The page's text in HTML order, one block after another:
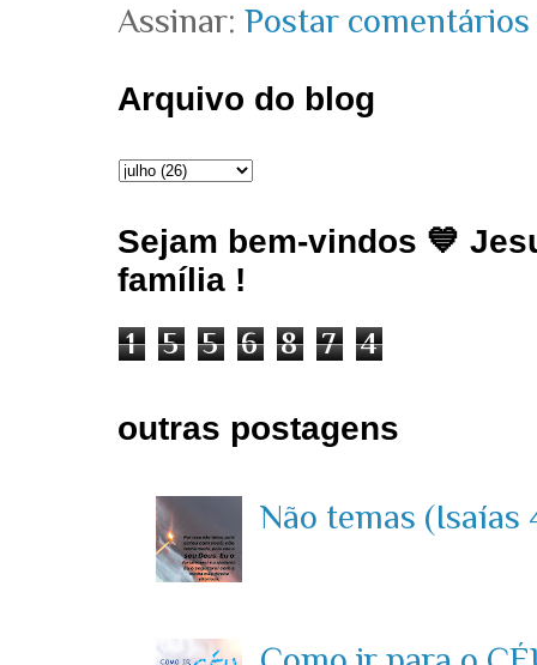
Assinar:Postar
Arquivo do blog
Sejam bem-vindos 💙
família !
1 5 5 6 8 7 4
outras postagens
Não temas (Isaías